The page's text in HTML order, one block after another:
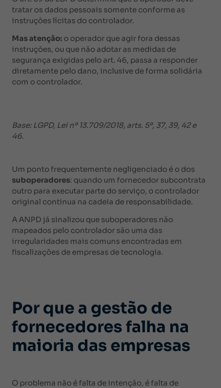
tratar os dados pessoais somente conforme as
instruções lícitas do controlador.
Mas atenção: o operador que agir fora dessas
instruções, ou que não adotar as medidas de
segurança exigidas pelo art. 46, passa a responder
diretamente pelo dano, inclusive de forma solidária
com o controlador.
Base: LGPD, Lei nº 13.709/2018, arts. 5º, 37, 39, 42 e
46.
Um ponto frequentemente negligenciado é o dos
suboperadores: quando um fornecedor subcontrata
outro para executar parte do serviço, o controlador
original continua na cadeia de responsabilidade.
A ANPD já sinalizou que suboperadores não
mapeados pelo controlador são uma das
irregularidades mais comuns encontradas em
fiscalizações de empresas de tecnologia.
Por que a gestão de
fornecedores falha na
maioria das empresas
O problema não é falta de intenção, é falta de